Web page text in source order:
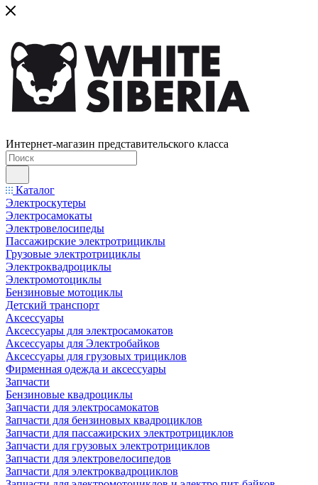
Интернет-магазин представительского класса
Каталог
Электроскутеры
Электросамокаты
Электровелосипеды
Пассажирские электротрициклы
Грузовые электротрициклы
Электроквадроциклы
Электромотоциклы
Бензиновые мотоциклы
Детский транспорт
Аксессуары
Аксессуары для электросамокатов
Аксессуары для Электробайков
Аксессуары для грузовых трициклов
Фирменная одежда и аксессуары
Запчасти
Бензиновые квадроциклы
Запчасти для электросамокатов
Запчасти для бензиновых квадроциклов
Запчасти для пассажирских электротрициклов
Запчасти для грузовых электротрициклов
Запчасти для электровелосипедов
Запчасти для электроквадроциклов